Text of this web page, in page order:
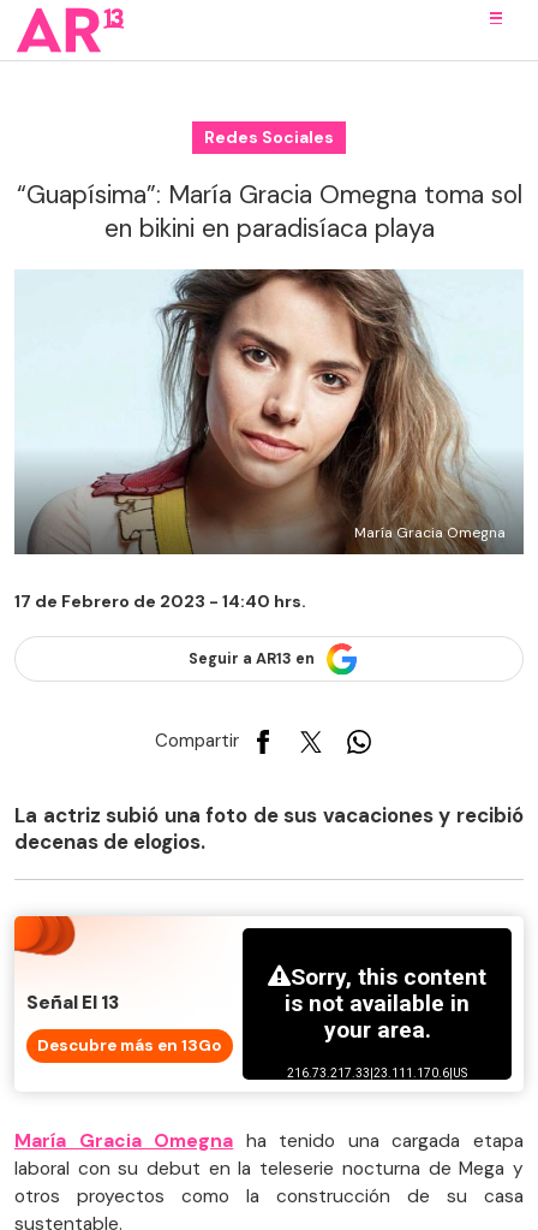
Redes Sociales
“Guapísima”: María Gracia Omegna toma sol
en bikini en paradisíaca playa
María Gracia Omegna
17 de Febrero de 2023 - 14:40 hrs.
Seguir a AR13 en
Compartir
La actriz subió una foto de sus vacaciones y recibió
decenas de elogios.
Señal El 13
Descubre más en 13Go
María Gracia Omegna ha tenido una cargada etapa
laboral con su debut en la teleserie nocturna de Mega y
otros proyectos como la construcción de su casa
sustentable.